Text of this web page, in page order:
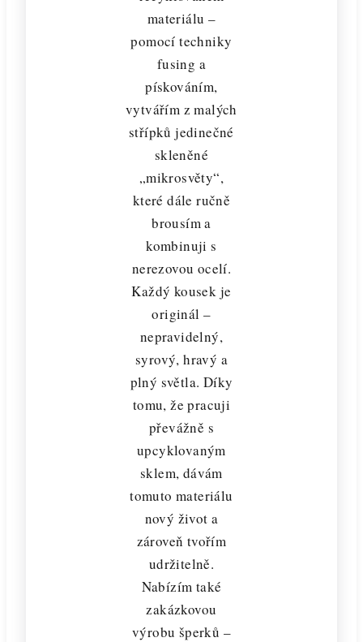
materiálu –
pomocí techniky
fusing a
pískováním,
vytvářím z malých
střípků jedinečné
skleněné
„mikrosvěty“,
které dále ručně
brousím a
kombinuji s
nerezovou ocelí.
Každý kousek je
originál –
nepravidelný,
syrový, hravý a
plný světla. Díky
tomu, že pracuji
převážně s
upcyklovaným
sklem, dávám
tomuto materiálu
nový život a
zároveň tvořím
udržitelně.
Nabízím také
zakázkovou
výrobu šperků –